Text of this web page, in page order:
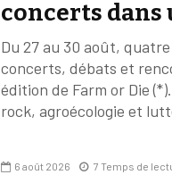
concerts dans
Du 27 au 30 août,
concerts, débats et
édition de Farm or Die
rock, agroécologie et
6 août 2026 7 Temps de